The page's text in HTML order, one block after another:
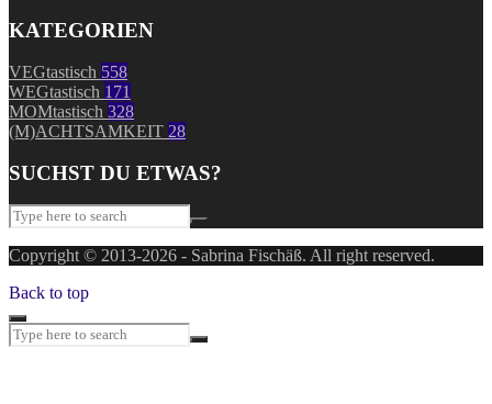
KATEGORIEN
VEGtastisch 558
WEGtastisch 171
MOMtastisch 328
(M)ACHTSAMKEIT 28
SUCHST DU ETWAS?
Copyright © 2013-2026 - Sabrina Fischäß. All right reserved.
Back to top